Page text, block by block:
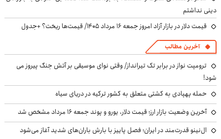
دینی نداشتم
قیمت دلار در بازار آزاد امروز جمعه ۱۶ مرداد ۱۴۰۵/ قیمت‌ها ریخت؟ +جدول
آخرین مطالب
ترومپت نواز در برابر تک تیرانداز/ وقتی نوای موسیقی بر آتش جنگ پیروز می
شود!
حمله پهپادی به کشتی متعلق به کشور ترکیه در دریای سیاه
آخرین وضعیت بازار ارز؛ قیمت دلار، یورو و پوند جمعه ۱۶ مرداد مشخص شد
ال‌نینو قدرت‌مند در ایران؛ فصل پاییز با بارش باران‌های شدید آغاز می‌شود